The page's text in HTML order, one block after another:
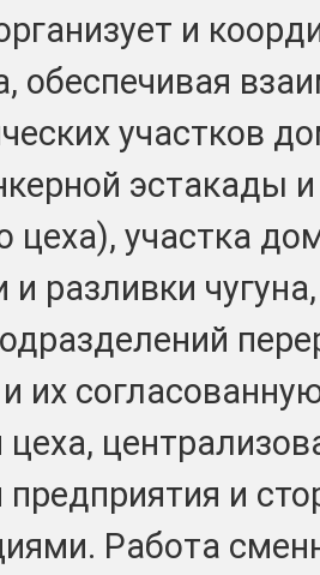
и
обеспечивая
участков
эстакады
цеха), участка
и разливки
их
и
Работа